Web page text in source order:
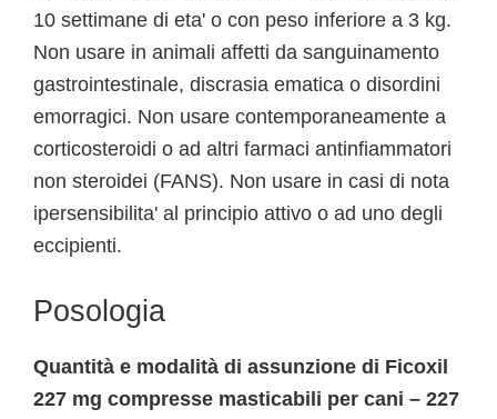
10 settimane di eta' o con peso inferiore a 3 kg.
Non usare in animali affetti da sanguinamento
gastrointestinale, discrasia ematica o disordini
emorragici. Non usare contemporaneamente a
corticosteroidi o ad altri farmaci antinfiammatori
non steroidei (FANS). Non usare in casi di nota
ipersensibilita' al principio attivo o ad uno degli
eccipienti.
Posologia
Quantità e modalità di assunzione di Ficoxil
227 mg compresse masticabili per cani – 227